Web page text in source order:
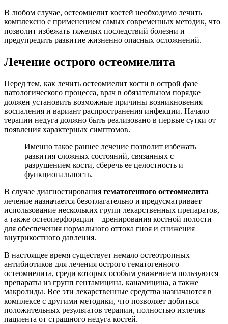
В любом случае, остеомиелит костей необходимо лечить
комплексно с применением самых современных методик, что
позволит избежать тяжелых последствий болезни и
предупредить развитие жизненно опасных осложнений.
Лечение острого остеомиелита
Перед тем, как лечить остеомиелит кости в острой фазе
патологического процесса, врач в обязательном порядке
должен установить возможные причины возникновения
воспаления и вариант распространения инфекции. Начало
терапии недуга должно быть реализовано в первые сутки от
появления характерных симптомов.
Именно такое раннее лечение позволит избежать
развития сложных состояний, связанных с
разрушением кости, сберечь ее целостность и
функциональность.
В случае диагностирования гематогенного остеомиелита
лечение назначается безотлагательно и предусматривает
использование нескольких групп лекарственных препаратов,
а также остеоперфорации – дренирования костной полости
для обеспечения нормального оттока гноя и снижения
внутрикостного давления.
В настоящее время существует немало остеотропных
антибиотиков для лечения острого гематогенного
остеомиелита, среди которых особым уважением пользуются
препараты из групп гентамицина, канамицина, а также
макролиды. Все эти лекарственные средства назначаются в
комплексе с другими методики, что позволяет добиться
положительных результатов терапии, полностью излечив
пациента от страшного недуга костей.